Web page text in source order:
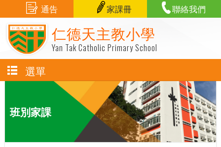
仁德天主教小學
Yan Tak Catholic Primary School
通告 家課冊 聯絡我們
選單
班別家課